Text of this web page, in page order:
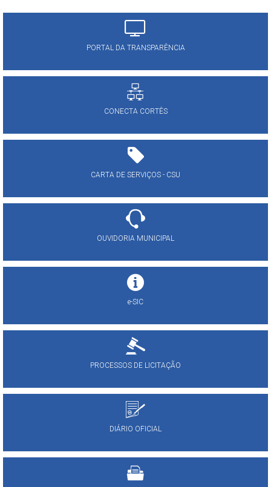
PORTAL DA TRANSPARÊNCIA
CONECTA CORTÊS
CARTA DE SERVIÇOS - CSU
OUVIDORIA MUNICIPAL
e-SIC
PROCESSOS DE LICITAÇÃO
DIÁRIO OFICIAL